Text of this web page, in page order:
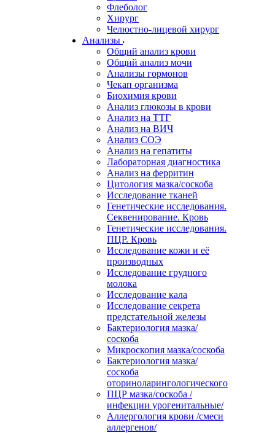
Флеболог
Хирург
Челюстно-лицевой хирург
Анализы
Общий анализ крови
Общий анализ мочи
Анализы гормонов
Чекап организма
Биохимия крови
Анализ глюкозы в крови
Анализ на ТТГ
Анализ на ВИЧ
Анализ СОЭ
Анализ на гепатиты
Лабораторная диагностика
Анализ на ферритин
Цитология мазка/соскоба
Исследование тканей
Генетические исследования.
Секвенирование. Кровь
Генетические исследования.
ПЦР. Кровь
Исследование кожи и её
производных
Исследование грудного
молока
Исследование кала
Исследование секрета
предстательной железы
Бактериология мазка/
соскоба
Микроскопия мазка/соскоба
Бактериология мазка/
соскоба
оториноларингологического
ПЦР мазка/соскоба /
инфекции урогенитальные/
Аллергология крови /смеси
аллергенов/